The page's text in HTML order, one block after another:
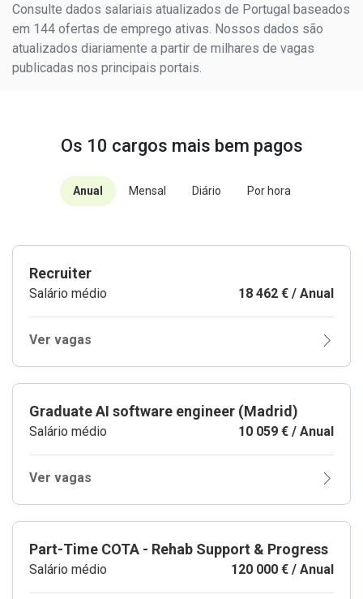
Consulte dados salariais atualizados de Portugal baseados
em 144 ofertas de emprego ativas. Nossos dados são
atualizados diariamente a partir de milhares de vagas
publicadas nos principais portais.
Os 10 cargos mais bem pagos
Anual Mensal Diário Por hora
Recruiter
Salário médio 18 462 € / Anual
Ver vagas
Graduate AI software engineer (Madrid)
Salário médio 10 059 € / Anual
Ver vagas
Part-Time COTA - Rehab Support & Progress
Salário médio 120 000 € / Anual